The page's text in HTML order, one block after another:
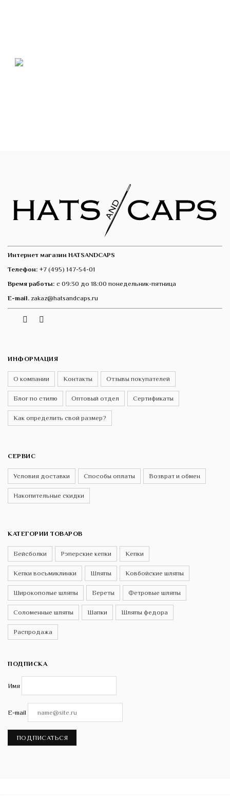
Интернет магазин HATSANDCAPS
Телефон: +7 (495) 147-54-01
Время работы: с 09:30 до 18:00 понедельник-пятница
E-mail. zakaz@hatsandcaps.ru
Telegram
ИНФОРМАЦИЯ
О компании Контакты Отзывы покупателей
Блог по стилю Оптовый отдел Сертификаты
Как определить свой размер?
СЕРВИС
Условия доставки Способы оплаты Возврат и обмен
Накопительные скидки
КАТЕГОРИИ ТОВАРОВ
Бейсболки Рэперские кепки Кепки
Кепки восьмиклинки Шляпы Ковбойские шляпы
Широкополые шляпы Береты Фетровые шляпы
Соломенные шляпы Шапки Шляпы федора
Распродажа
ПОДПИСКА
Имя
E-mail
ПОДПИСАТЬСЯ